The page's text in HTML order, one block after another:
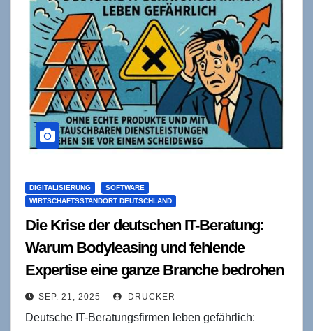
DIGITALISIERUNG
SOFTWARE
WIRTSCHAFTSSTANDORT DEUTSCHLAND
Die Krise der deutschen IT-Beratung:
Warum Bodyleasing und fehlende
Expertise eine ganze Branche bedrohen
SEP. 21, 2025 DRUCKER
Deutsche IT-Beratungsfirmen leben gefährlich: